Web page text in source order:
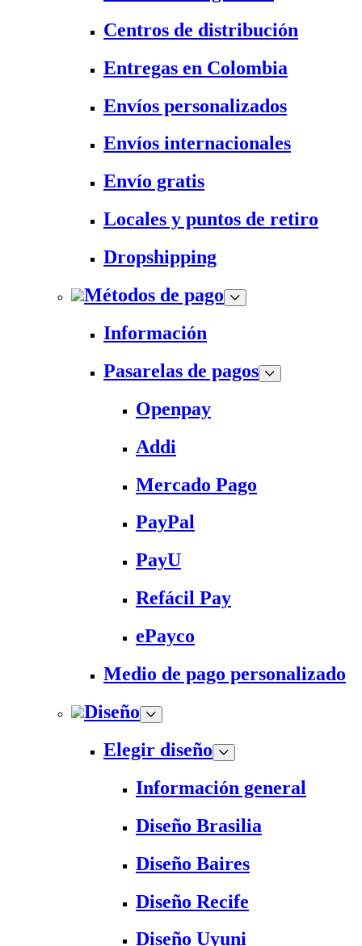
Centros de distribución
Entregas en Colombia
Envíos personalizados
Envíos internacionales
Envío gratis
Locales y puntos de retiro
Dropshipping
Métodos de pago
Información
Pasarelas de pagos
Openpay
Addi
Mercado Pago
PayPal
PayU
Refácil Pay
ePayco
Medio de pago personalizado
Diseño
Elegir diseño
Información general
Diseño Brasilia
Diseño Baires
Diseño Recife
Diseño Uyuni